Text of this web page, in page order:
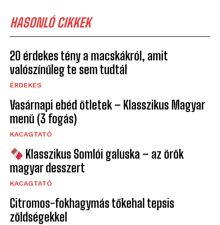
HASONLÓ CIKKEK
20 érdekes tény a macskákról, amit
valószínűleg te sem tudtál
ÉRDEKES
Vasárnapi ebéd ötletek – Klasszikus Magyar
menü (3 fogás)
KACAGTATÓ
Klasszikus Somlói galuska – az örök
magyar desszert
KACAGTATÓ
Citromos-fokhagymás tőkehal tepsis
zöldségekkel